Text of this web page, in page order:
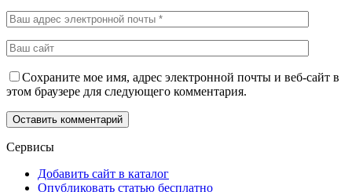
Сохраните мое имя, адрес электронной почты и веб-сайт в
этом браузере для следующего комментария.
Сервисы
Добавить сайт в каталог
Опубликовать статью бесплатно